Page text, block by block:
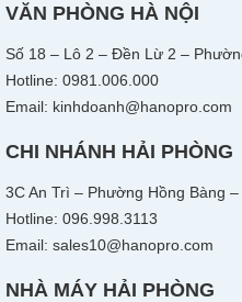
VĂN PHÒNG HÀ NỘI
Số 18 – Lô 2 – Đền Lừ 2 –
Hotline: 0981.006.000
Email: kinhdoanh@hanopro.com
CHI NHÁNH HẢI PHÒNG
3C An Trì – Phường Hồng Bàng
Hotline: 096.998.3113
Email: sales10@hanopro.com
NHÀ MÁY HẢI PHÒNG